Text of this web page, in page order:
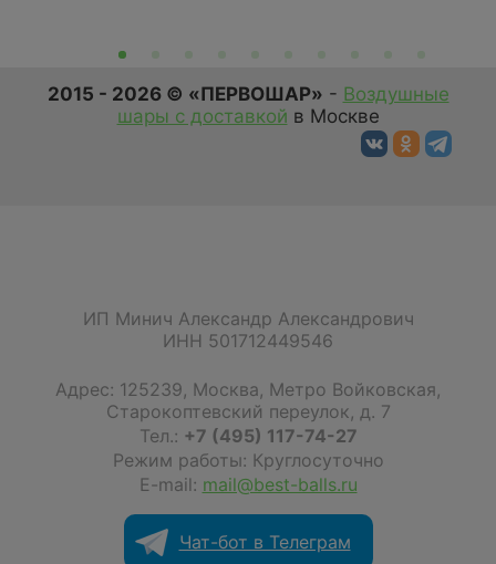
2015 - 2026 © «ПЕРВОШАР» - Воздушные
шары с доставкой в Москве
ИП Минич Александр Александрович
ИНН 501712449546
Адрес: 125239, Москва, Метро Войковская,
Старокоптевский переулок, д. 7
Тел.: +7 (495) 117-74-27
Режим работы: Круглосуточно
E-mail: mail@best-balls.ru
Чат-бот в Телеграм